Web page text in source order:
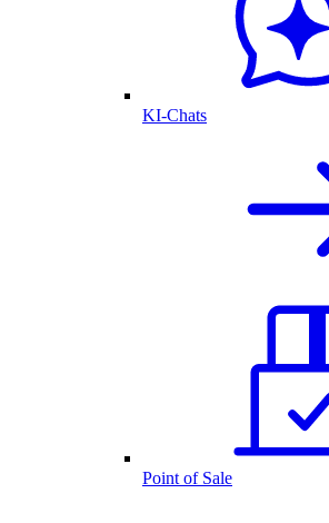
KI-Chats
Point of Sale